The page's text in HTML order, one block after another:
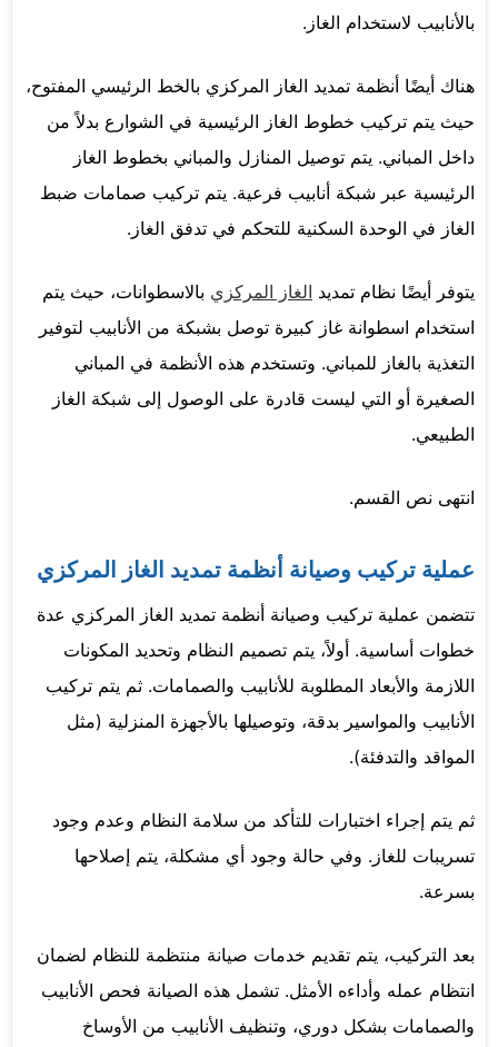
بالأنابيب لاستخدام الغاز.
هناك أيضًا أنظمة تمديد الغاز المركزي بالخط الرئيسي المفتوح،
حيث يتم تركيب خطوط الغاز الرئيسية في الشوارع بدلاً من
داخل المباني. يتم توصيل المنازل والمباني بخطوط الغاز
الرئيسية عبر شبكة أنابيب فرعية. يتم تركيب صمامات ضبط
الغاز في الوحدة السكنية للتحكم في تدفق الغاز.
يتوفر أيضًا نظام تمديد الغاز المركزي بالاسطوانات، حيث يتم
استخدام اسطوانة غاز كبيرة توصل بشبكة من الأنابيب لتوفير
التغذية بالغاز للمباني. وتستخدم هذه الأنظمة في المباني
الصغيرة أو التي ليست قادرة على الوصول إلى شبكة الغاز
الطبيعي.
انتهى نص القسم.
عملية تركيب وصيانة أنظمة تمديد الغاز المركزي
تتضمن عملية تركيب وصيانة أنظمة تمديد الغاز المركزي عدة
خطوات أساسية. أولاً، يتم تصميم النظام وتحديد المكونات
اللازمة والأبعاد المطلوبة للأنابيب والصمامات. ثم يتم تركيب
الأنابيب والمواسير بدقة، وتوصيلها بالأجهزة المنزلية (مثل
المواقد والتدفئة).
ثم يتم إجراء اختبارات للتأكد من سلامة النظام وعدم وجود
تسريبات للغاز. وفي حالة وجود أي مشكلة، يتم إصلاحها
بسرعة.
بعد التركيب، يتم تقديم خدمات صيانة منتظمة للنظام لضمان
انتظام عمله وأداءه الأمثل. تشمل هذه الصيانة فحص الأنابيب
والصمامات بشكل دوري، وتنظيف الأنابيب من الأوساخ